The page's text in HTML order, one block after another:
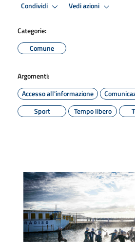
Condividi Vedi azioni
Categorie:
Comune
Argomenti:
Accesso all'informazione
Sport
Tempo libero